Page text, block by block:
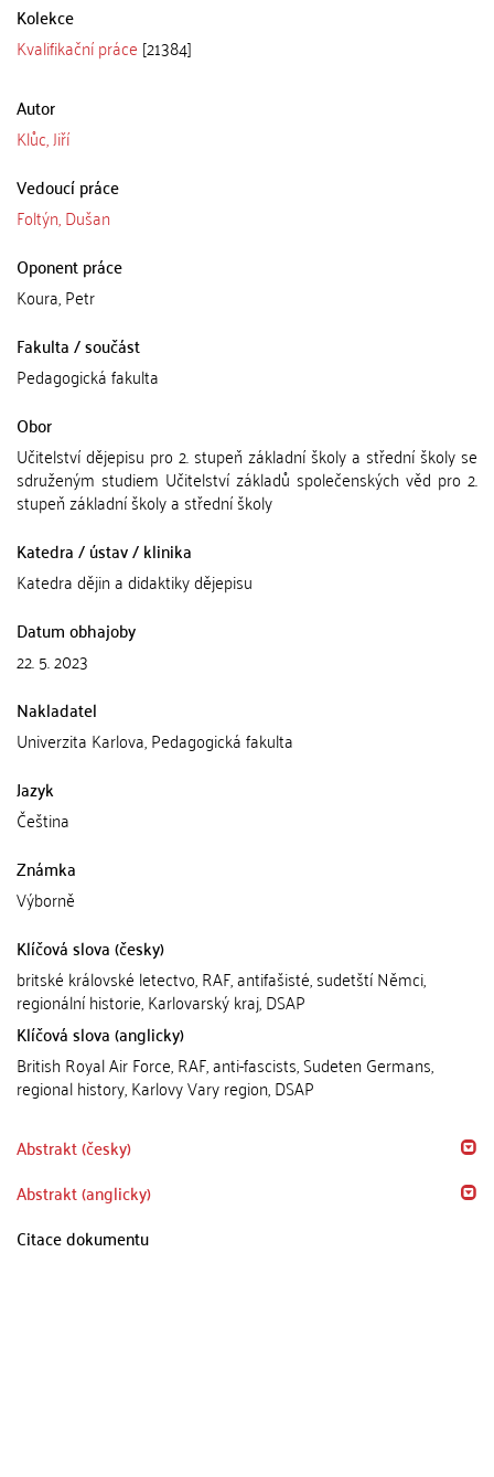
Kolekce
Kvalifikační práce [21384]
Autor
Klůc, Jiří
Vedoucí práce
Foltýn, Dušan
Oponent práce
Koura, Petr
Fakulta / součást
Pedagogická fakulta
Obor
Učitelství dějepisu pro 2. stupeň základní školy a střední školy se
sdruženým studiem Učitelství základů společenských věd pro 2.
stupeň základní školy a střední školy
Katedra / ústav / klinika
Katedra dějin a didaktiky dějepisu
Datum obhajoby
22. 5. 2023
Nakladatel
Univerzita Karlova, Pedagogická fakulta
Jazyk
Čeština
Známka
Výborně
Klíčová slova (česky)
britské královské letectvo, RAF, antifašisté, sudetští Němci,
regionální historie, Karlovarský kraj, DSAP
Klíčová slova (anglicky)
British Royal Air Force, RAF, anti-fascists, Sudeten Germans,
regional history, Karlovy Vary region, DSAP
Abstrakt (česky)
Abstrakt (anglicky)
Citace dokumentu